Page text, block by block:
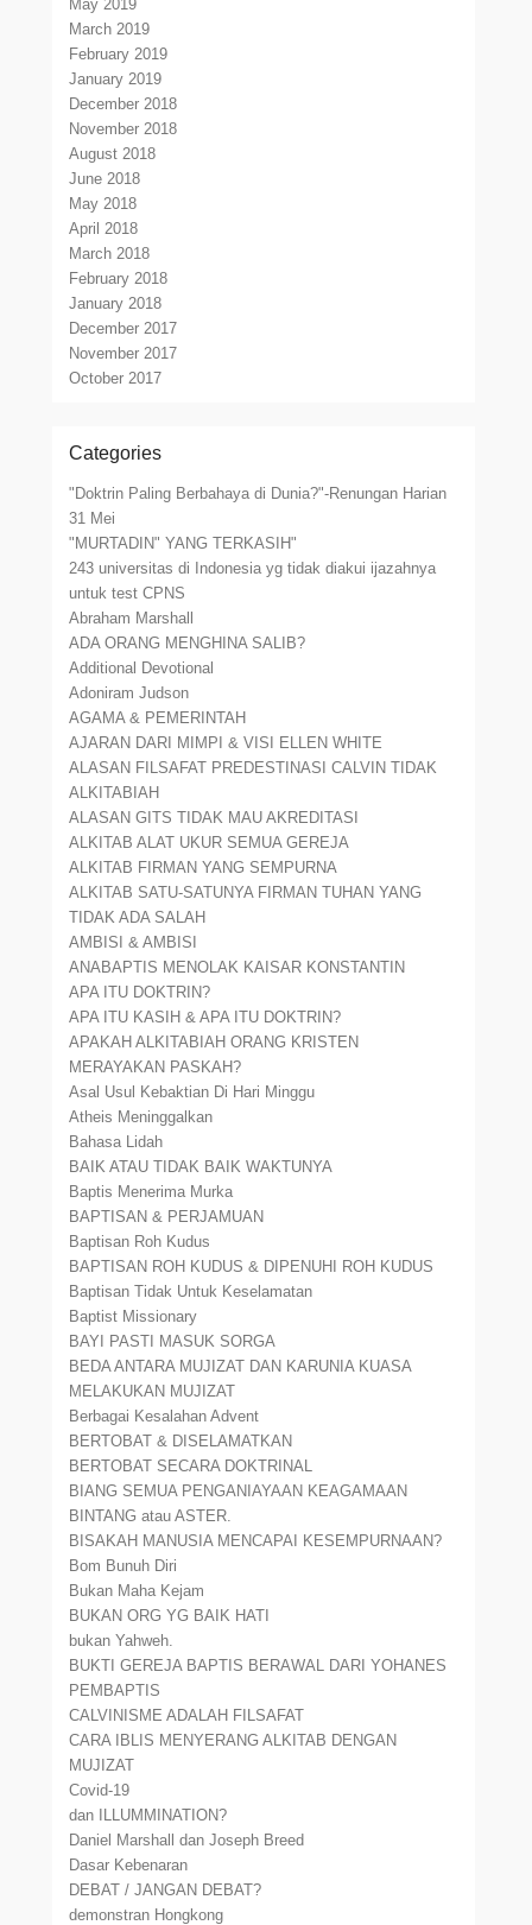
May 2019
March 2019
February 2019
January 2019
December 2018
November 2018
August 2018
June 2018
May 2018
April 2018
March 2018
February 2018
January 2018
December 2017
November 2017
October 2017
Categories
"Doktrin Paling Berbahaya di Dunia?"-Renungan Harian
31 Mei
"MURTADIN" YANG TERKASIH"
243 universitas di Indonesia yg tidak diakui ijazahnya
untuk test CPNS
Abraham Marshall
ADA ORANG MENGHINA SALIB?
Additional Devotional
Adoniram Judson
AGAMA & PEMERINTAH
AJARAN DARI MIMPI & VISI ELLEN WHITE
ALASAN FILSAFAT PREDESTINASI CALVIN TIDAK
ALKITABIAH
ALASAN GITS TIDAK MAU AKREDITASI
ALKITAB ALAT UKUR SEMUA GEREJA
ALKITAB FIRMAN YANG SEMPURNA
ALKITAB SATU-SATUNYA FIRMAN TUHAN YANG
TIDAK ADA SALAH
AMBISI & AMBISI
ANABAPTIS MENOLAK KAISAR KONSTANTIN
APA ITU DOKTRIN?
APA ITU KASIH & APA ITU DOKTRIN?
APAKAH ALKITABIAH ORANG KRISTEN
MERAYAKAN PASKAH?
Asal Usul Kebaktian Di Hari Minggu
Atheis Meninggalkan
Bahasa Lidah
BAIK ATAU TIDAK BAIK WAKTUNYA
Baptis Menerima Murka
BAPTISAN & PERJAMUAN
Baptisan Roh Kudus
BAPTISAN ROH KUDUS & DIPENUHI ROH KUDUS
Baptisan Tidak Untuk Keselamatan
Baptist Missionary
BAYI PASTI MASUK SORGA
BEDA ANTARA MUJIZAT DAN KARUNIA KUASA
MELAKUKAN MUJIZAT
Berbagai Kesalahan Advent
BERTOBAT & DISELAMATKAN
BERTOBAT SECARA DOKTRINAL
BIANG SEMUA PENGANIAYAAN KEAGAMAAN
BINTANG atau ASTER.
BISAKAH MANUSIA MENCAPAI KESEMPURNAAN?
Bom Bunuh Diri
Bukan Maha Kejam
BUKAN ORG YG BAIK HATI
bukan Yahweh.
BUKTI GEREJA BAPTIS BERAWAL DARI YOHANES
PEMBAPTIS
CALVINISME ADALAH FILSAFAT
CARA IBLIS MENYERANG ALKITAB DENGAN
MUJIZAT
Covid-19
dan ILLUMMINATION?
Daniel Marshall dan Joseph Breed
Dasar Kebenaran
DEBAT / JANGAN DEBAT?
demonstran Hongkong